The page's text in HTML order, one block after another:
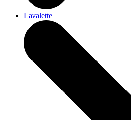
Lavalette